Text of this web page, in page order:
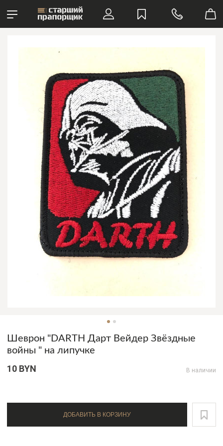
Шеврон "DARTH Дарт Вейдер Звёздные
войны " на липучке
10 BYN В наличии
ДОБАВИТЬ В КОРЗИНУ